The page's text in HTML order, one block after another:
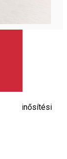
minősítési